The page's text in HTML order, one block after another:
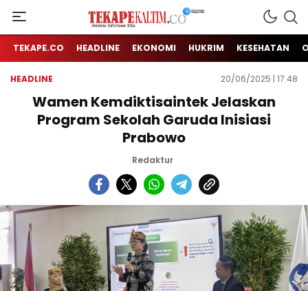
TEKAPE KALTIM
Jendela Informasi Kita
TEKAPE.CO HEADLINE EKONOMI HUKRIM KESEHATAN
HEADLINE 20/06/2025 | 17:48
Wamen Kemdiktisaintek Jelaskan
Program Sekolah Garuda Inisiasi
Prabowo
Redaktur